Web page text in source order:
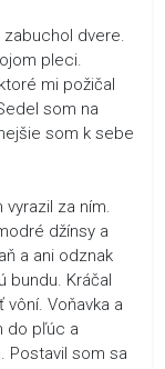
zabuchol dvere.
pleci.
mi požičal
som na
som k sebe
vyrazil za ním.
džínsy a
a ani odznak
bundu. Kráčal
Voňavka a
do pľúc a
Postavil som sa